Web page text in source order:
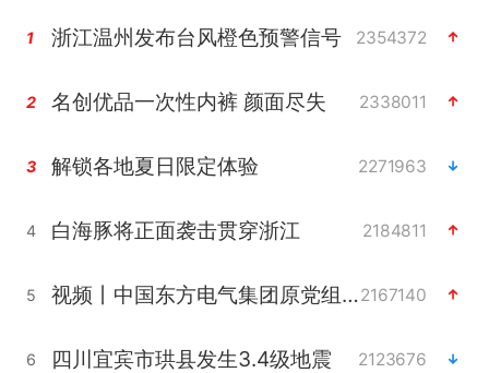
1 浙江温州发布台风橙色预警信号 2354372
2 名创优品一次性内裤 颜面尽失 2338011
3 解锁各地夏日限定体验 2271963
4 白海豚将正面袭击贯穿浙江 2184811
5 视频丨中国东方电气集团原党组副书记、董事宋致远被查2167140
6 四川宜宾市珙县发生3.4级地震 2123676